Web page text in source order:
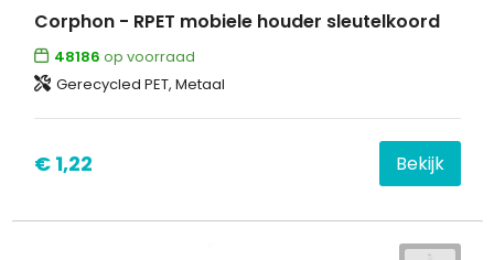
Corphon - RPET mobiele houder sleutelkoord
48186 op voorraad
Gerecycled PET, Metaal
€ 1,22 Bekijk